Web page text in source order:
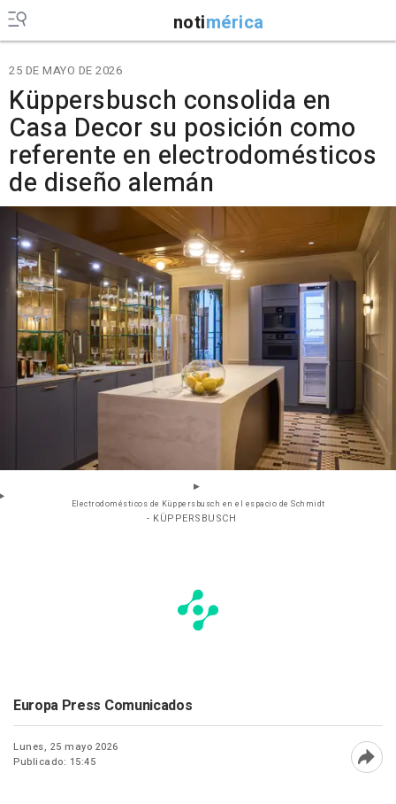
notimérica
25 DE MAYO DE 2026
Küppersbusch consolida en
Casa Decor su posición como
referente en electrodomésticos
de diseño alemán
Electrodomésticos de Küppersbusch en el espacio de Schmidt
- KÜPPERSBUSCH
Europa Press Comunicados
Lunes, 25 mayo 2026
Publicado: 15:45